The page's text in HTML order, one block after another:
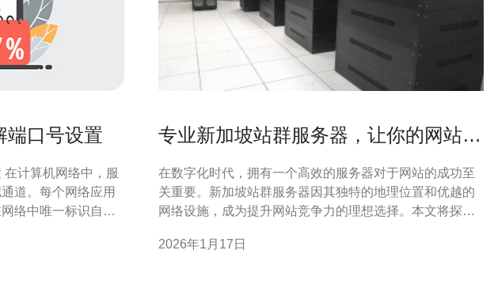
端口号设置
道。每个网络应用
络中唯一标识自
端口，49152-65535
专业新加坡站群服务器，让你的网站更
在数字化时代，拥有一个高效的服务器对于网站的成功至
关重要。新加坡站群服务器因其独特的地理位置和优越的
网络设施，成为提升网站竞争力的理想选择。本文将探讨
网站表现。 新加坡站群服务器是指在新加坡地区部署的一
2026年1月17日